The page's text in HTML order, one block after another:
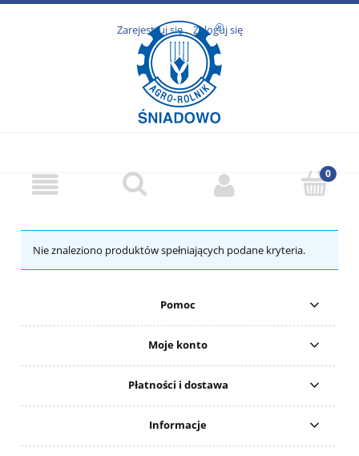
Zarejestruj się Zaloguj się
Nie znaleziono produktów spełniających podane kryteria.
Pomoc
Moje konto
Płatności i dostawa
Informacje